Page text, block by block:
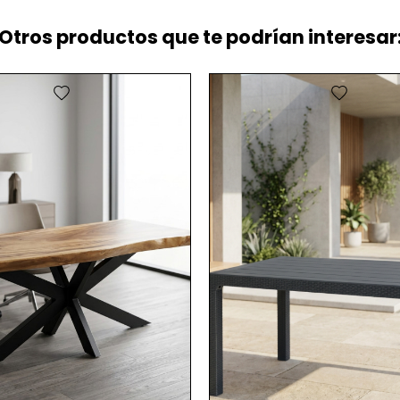
Otros productos que te podrían
favorite favorite